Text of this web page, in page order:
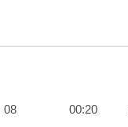
08 00:20